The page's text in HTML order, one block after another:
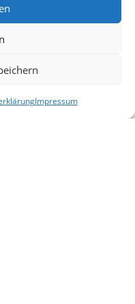
Impressum